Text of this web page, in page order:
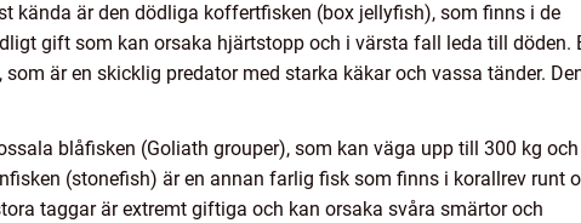
kända är den dödliga koffertfisken (box jellyfish), som finns i de
gift som kan orsaka hjärtstopp och i värsta fall leda till döden.
är en skicklig predator med starka käkar och vassa tänder.
blåfisken (Goliath grouper), som kan väga upp till 300 kg och
(stonefish) är en annan farlig fisk som finns i korallrev runt
taggar är extremt giftiga och kan orsaka svåra smärtor och